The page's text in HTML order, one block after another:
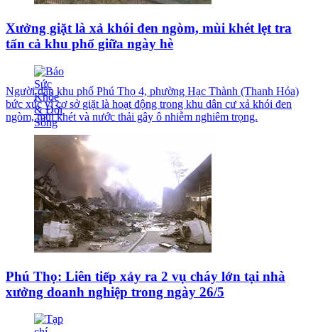
Xưởng giặt là xả khói đen ngòm, mùi khét lẹt tra
tấn cả khu phố giữa ngày hè
Người dân khu phố Phú Thọ 4, phường Hạc Thành (Thanh Hóa)
bức xúc vì cơ sở giặt là hoạt động trong khu dân cư xả khói đen
ngòm, mùi khét và nước thải gây ô nhiễm nghiêm trọng.
Phú Thọ: Liên tiếp xảy ra 2 vụ cháy lớn tại nhà
xưởng doanh nghiệp trong ngày 26/5